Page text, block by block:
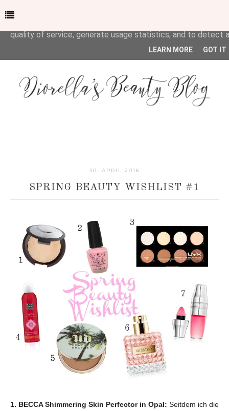
30. APRIL 2016
SPRING BEAUTY WISHLIST #1
1. BECCA Shimmering Skin Perfector in Opal: Seitdem ich die
This site uses cookies from Google to deliver its services
quality of service, generate usage statistics, and to detect
LEARN MORE GOT IT